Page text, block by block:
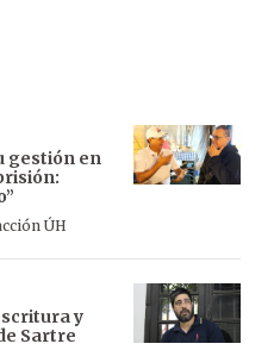
gestión en
ÚH
y
Sartre